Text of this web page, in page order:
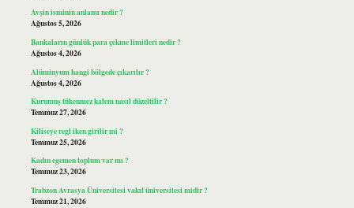
Avşin isminin anlamı nedir ?
Ağustos 5, 2026
Bankaların günlük para çekme limitleri nedir ?
Ağustos 4, 2026
Alüminyum hangi bölgede çıkarılır ?
Ağustos 4, 2026
Kurumuş tükenmez kalem nasıl düzeltilir ?
Temmuz 27, 2026
Kiliseye regl iken girilir mi ?
Temmuz 25, 2026
Kadın egemen toplum var mı ?
Temmuz 23, 2026
Trabzon Avrasya Üniversitesi vakıf üniversitesi midir ?
Temmuz 21, 2026